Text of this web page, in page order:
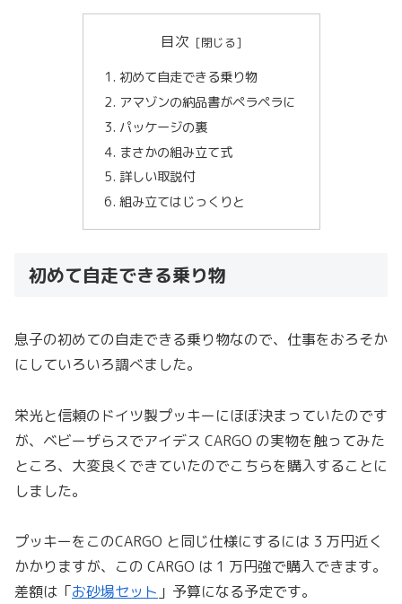
目次
初めて自走できる乗り物
アマゾンの納品書がペラペラに
パッケージの裏
まさかの組み立て式
詳しい取説付
組み立てはじっくりと
初めて自走できる乗り物
息子の初めての自走できる乗り物なので、仕事をおろそか
にしていろいろ調べました。
栄光と信頼のドイツ製プッキーにほぼ決まっていたのです
が、ベビーザらスでアイデス CARGO の実物を触ってみた
ところ、大変良くできていたのでこちらを購入することに
しました。
プッキーをこのCARGO と同じ仕様にするには 3 万円近く
かかりますが、この CARGO は 1 万円強で購入できます。
差額は「お砂場セット 」予算になる予定です。